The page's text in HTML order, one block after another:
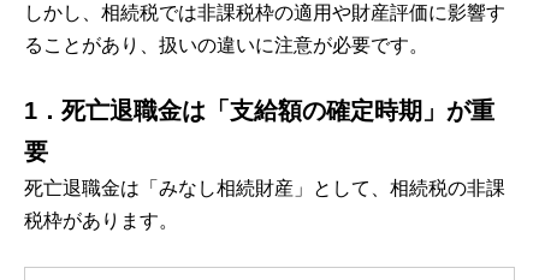
しかし、相続税では非課税枠の適用や財産評価に影響す
ることがあり、扱いの違いに注意が必要です。
1．死亡退職金は「支給額の確定時期」が重
要
死亡退職金は「みなし相続財産」として、相続税の非課
税枠があります。